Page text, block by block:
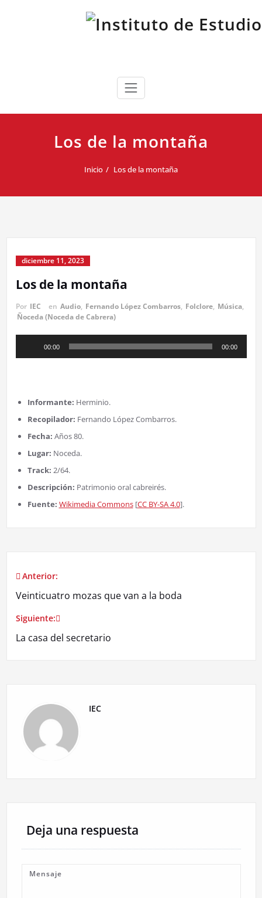
Instituto de Estudios Cabreireses
Los de la montaña
Inicio Los de la montaña
diciembre 11, 2023
Los de la montaña
Por IEC en Audio, Fernando López Combarros, Folclore, Música,
Ñoceda (Noceda de Cabrera)
00:00 00:00
Informante: Herminio.
Recopilador: Fernando López Combarros.
Fecha: Años 80.
Lugar: Noceda.
Track: 2/64.
Descripción: Patrimonio oral cabreirés.
Fuente: Wikimedia Commons[CC BY-SA 4.0].
Navegación
de
entradas
Anterior:
Veinticuatro mozas que van a la boda
Siguiente:
La casa del secretario
IEC
Deja una respuesta